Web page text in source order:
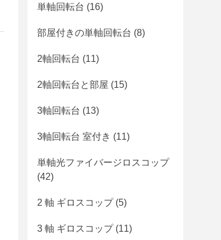
単軸回転台 (16)
部屋付きの単軸回転台 (8)
2軸回転台 (11)
2軸回転台と部屋 (15)
3軸回転台 (13)
3軸回転台 室付き (11)
単軸光ファイバージロスコップ
(42)
2 軸 ギロスコップ(5)
3 軸 ギロスコップ(11)